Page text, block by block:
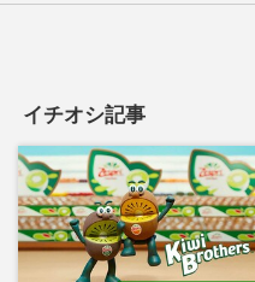
イチオシ記事